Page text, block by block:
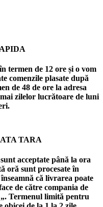
termen de 12 ore și o vom
comenzile plasate după
de 48 de ore la adresa
zilelor lucrătoare de luni
TARA
acceptate până la ora
oră sunt procesate în
că livrarea poate
de către compania de
Termenul limită pentru